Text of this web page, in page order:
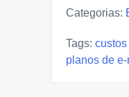
Categorias:
Tags:
planos de